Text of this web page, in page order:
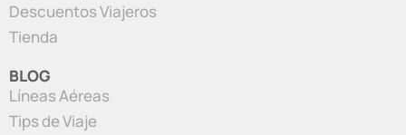
Descuentos Viajeros
Tienda
BLOG
Líneas Aéreas
Tips de Viaje